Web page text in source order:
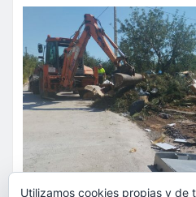
Utilizamos cookies propias y de